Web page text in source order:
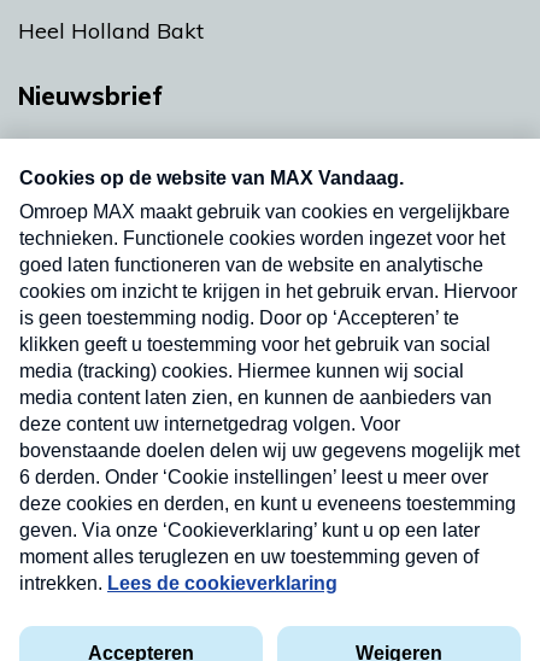
Heel Holland Bakt
Nieuwsbrief
nieuwsbrief. Elke vrijdag- en dinsdagochtend in
uw mailbox.
Verzend
Privacyverklaring
Cookieverklaring
Nieuwsbrief
Neem hier een gratis abonnement op onze
nieuwsbrief. Elke vrijdag- en dinsdagochtend in uw